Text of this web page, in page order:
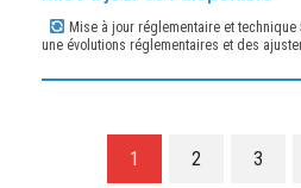
Mise à jour réglementaire et technique
une évolutions réglementaires et des
1 2 3